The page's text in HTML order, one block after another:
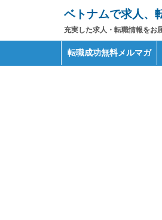
ベトナムで求人、
充実した求人・転職情報をお
Primary転職成功無料メルマガ